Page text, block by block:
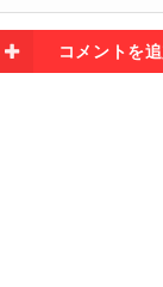
コメントを